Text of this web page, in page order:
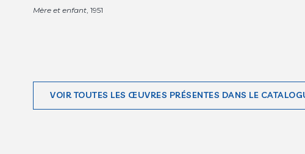
Mère et enfant , 1951
VOIR TOUTES LES ŒUVRES PRÉSENTES DANS LE